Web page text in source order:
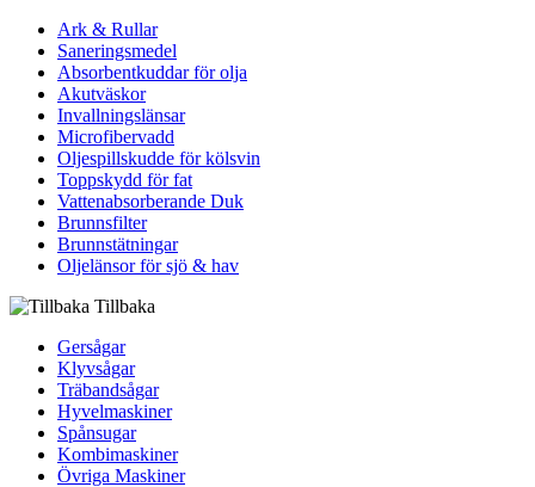
Ark & Rullar
Saneringsmedel
Absorbentkuddar för olja
Akutväskor
Invallningslänsar
Microfibervadd
Oljespillskudde för kölsvin
Toppskydd för fat
Vattenabsorberande Duk
Brunnsfilter
Brunnstätningar
Oljelänsor för sjö & hav
Tillbaka
Gersågar
Klyvsågar
Träbandsågar
Hyvelmaskiner
Spånsugar
Kombimaskiner
Övriga Maskiner